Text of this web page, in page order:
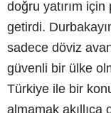
doğru yatırım için
getirdi.
sadece döviz
güvenli bir ülke
Türkiye ile bir
almamak akıllıca